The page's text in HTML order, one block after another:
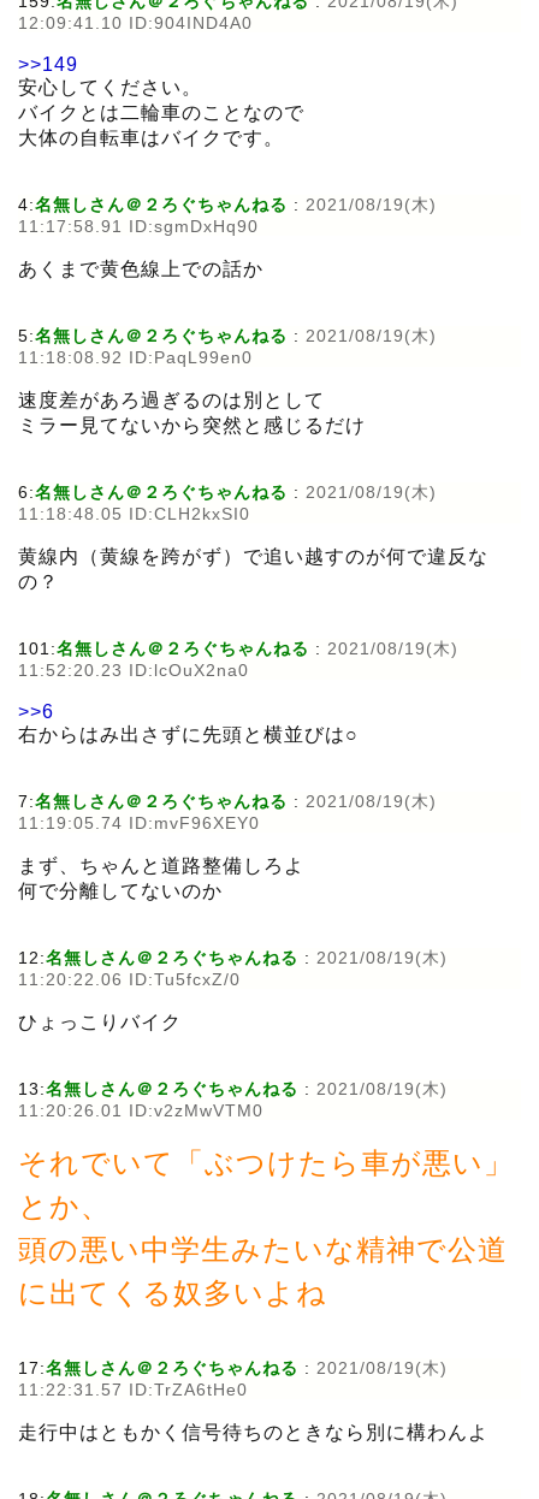
12:09:41.10 ID:904IND4A0
>>149
安心してください。
バイクとは二輪車のことなので
大体の自転車はバイクです。
4:名無しさん＠２ろぐちゃんねる : 2021/08/19(木)
11:17:58.91 ID:sgmDxHq90
あくまで黄色線上での話か
5:名無しさん＠２ろぐちゃんねる : 2021/08/19(木)
11:18:08.92 ID:PaqL99en0
速度差があろ過ぎるのは別として
ミラー見てないから突然と感じるだけ
6:名無しさん＠２ろぐちゃんねる : 2021/08/19(木)
11:18:48.05 ID:CLH2kxSI0
黄線内（黄線を跨がず）で追い越すのが何で違反な
の？
101:名無しさん＠２ろぐちゃんねる : 2021/08/19(木)
11:52:20.23 ID:lcOuX2na0
>>6
右からはみ出さずに先頭と横並びは○
7:名無しさん＠２ろぐちゃんねる : 2021/08/19(木)
11:19:05.74 ID:mvF96XEY0
まず、ちゃんと道路整備しろよ
何で分離してないのか
12:名無しさん＠２ろぐちゃんねる : 2021/08/19(木)
11:20:22.06 ID:Tu5fcxZ/0
ひょっこりバイク
13:名無しさん＠２ろぐちゃんねる : 2021/08/19(木)
11:20:26.01 ID:v2zMwVTM0
それでいて「ぶつけたら車が悪い」
とか、
頭の悪い中学生みたいな精神で公道
に出てくる奴多いよね
17:名無しさん＠２ろぐちゃんねる : 2021/08/19(木)
11:22:31.57 ID:TrZA6tHe0
走行中はともかく信号待ちのときなら別に構わんよ